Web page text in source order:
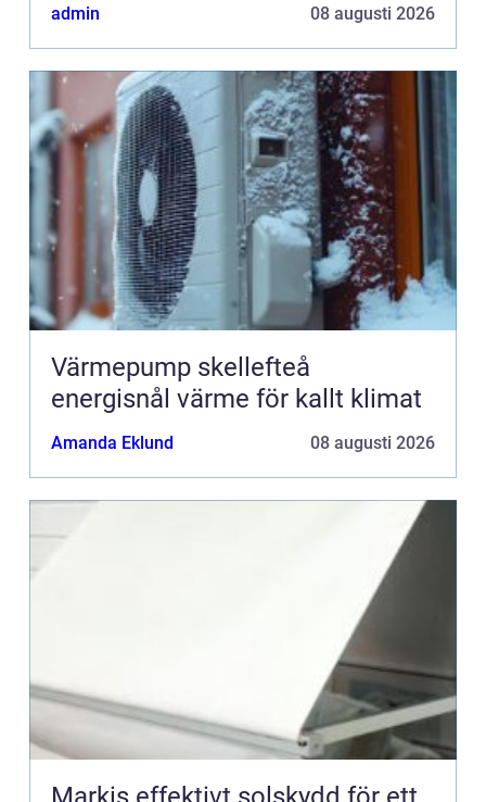
admin 08 augusti 2026
Värmepump skellefteå
energisnål värme för kallt klimat
Amanda Eklund 08 augusti 2026